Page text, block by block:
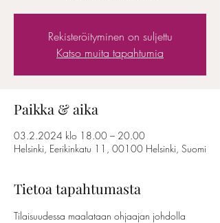
Rekisteröityminen on suljettu
Katso muita tapahtumia
Paikka & aika
03.2.2024 klo 18.00 – 20.00
Helsinki, Eerikinkatu 11, 00100 Helsinki, Suomi
Tietoa tapahtumasta
Tilaisuudessa maalataan ohjaajan johdolla